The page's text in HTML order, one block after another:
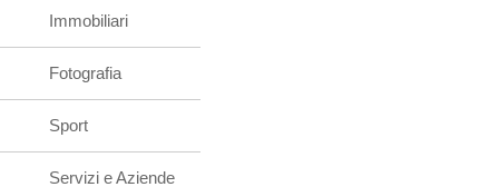
Immobiliari
Fotografia
Sport
Servizi e Aziende